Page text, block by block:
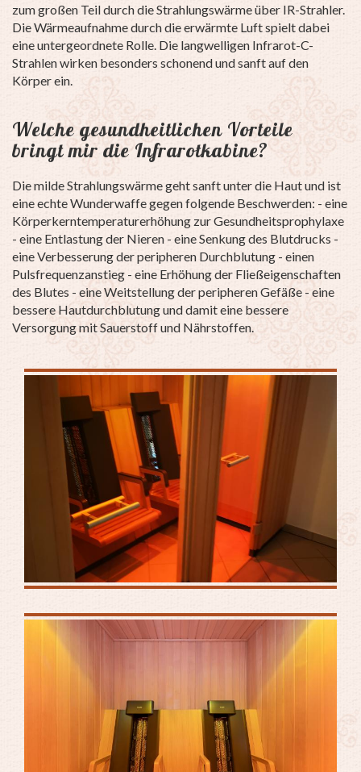
zum großen Teil durch die Strahlungswärme über IR-Strahler.
Die Wärmeaufnahme durch die erwärmte Luft spielt dabei
eine untergeordnete Rolle. Die langwelligen Infrarot-C-
Strahlen wirken besonders schonend und sanft auf den
Körper ein.
Welche gesundheitlichen Vorteile
bringt mir die Infrarotkabine?
Die milde Strahlungswärme geht sanft unter die Haut und ist
eine echte Wunderwaffe gegen folgende Beschwerden: - eine
Körperkerntemperaturerhöhung zur Gesundheitsprophylaxe
- eine Entlastung der Nieren - eine Senkung des Blutdrucks -
eine Verbesserung der peripheren Durchblutung - einen
Pulsfrequenzanstieg - eine Erhöhung der Fließeigenschaften
des Blutes - eine Weitstellung der peripheren Gefäße - eine
bessere Hautdurchblutung und damit eine bessere
Versorgung mit Sauerstoff und Nährstoffen.